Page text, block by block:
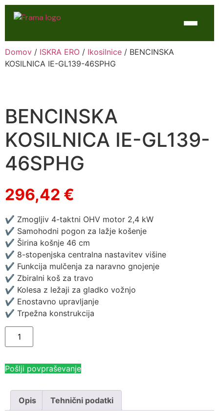
Domov
Kontakt
Servis
Domov / ISKRA ERO / Ikosilnice / BENCINSKA
KOSILNICA IE-GL139-46SPHG
BENCINSKA
KOSILNICA IE-GL139-
46SPHG
296,42 €
✔ Zmogljiv 4-taktni OHV motor 2,4 kW
✔ Samohodni pogon za lažje košenje
✔ Širina košnje 46 cm
✔ 8-stopenjska centralna nastavitev višine
✔ Funkcija mulčenja za naravno gnojenje
✔ Zbiralni koš za travo
✔ Kolesa z ležaji za gladko vožnjo
✔ Enostavno upravljanje
✔ Trpežna konstrukcija
Pošlji povpraševanje
Opis Tehnični podatki